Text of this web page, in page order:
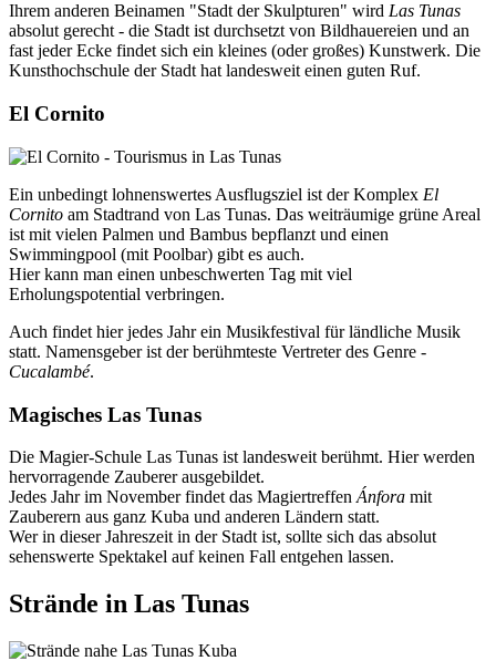
Ihrem anderen Beinamen "Stadt der Skulpturen" wird Las Tunas
absolut gerecht - die Stadt ist durchsetzt von Bildhauereien und an
fast jeder Ecke findet sich ein kleines (oder großes) Kunstwerk. Die
Kunsthochschule der Stadt hat landesweit einen guten Ruf.
El Cornito
Ein unbedingt lohnenswertes Ausflugsziel ist der Komplex El
Cornito am Stadtrand von Las Tunas. Das weiträumige grüne Areal
ist mit vielen Palmen und Bambus bepflanzt und einen
Swimmingpool (mit Poolbar) gibt es auch.
Hier kann man einen unbeschwerten Tag mit viel
Erholungspotential verbringen.
Auch findet hier jedes Jahr ein Musikfestival für ländliche Musik
statt. Namensgeber ist der berühmteste Vertreter des Genre -
Cucalambé.
Magisches Las Tunas
Die Magier-Schule Las Tunas ist landesweit berühmt. Hier werden
hervorragende Zauberer ausgebildet.
Jedes Jahr im November findet das Magiertreffen Ánfora mit
Zauberern aus ganz Kuba und anderen Ländern statt.
Wer in dieser Jahreszeit in der Stadt ist, sollte sich das absolut
sehenswerte Spektakel auf keinen Fall entgehen lassen.
Strände in Las Tunas